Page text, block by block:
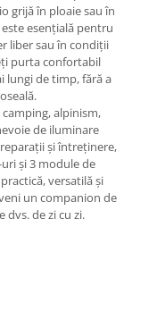
grijă în ploaie sau în
esențială pentru
liber sau în condiții
purta confortabil
lungi de timp, fără a
alpinism,
de iluminare
și întreținere,
și 3 module de
versatilă și
un companion de
dvs. de zi cu zi.